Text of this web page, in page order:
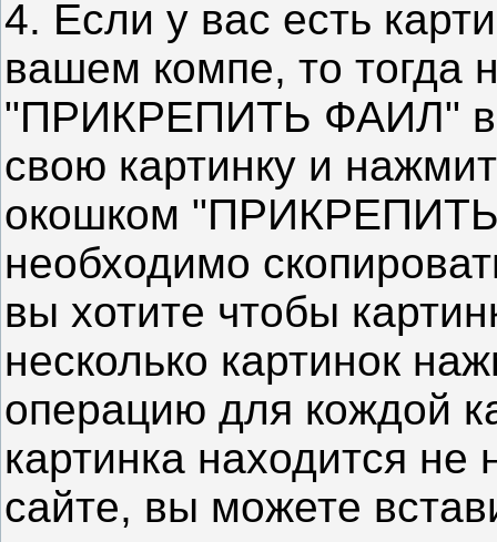
4. Если у вас есть
вашем компе, то тогда
"ПРИКРЕПИТЬ ФАИЛ" в
свою картинку и
окошком "ПРИКРЕПИТЬ
необходимо
вы хотите чтобы
несколько картинок
операцию для кождой
картинка находится
сайте, вы можете